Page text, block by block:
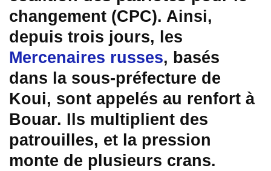
changement (CPC). Ainsi,
depuis trois jours, les
Mercenaires russes, basés
dans la sous-préfecture de
Koui, sont appelés au renfort à
Bouar. Ils multiplient des
patrouilles, et la pression
monte de plusieurs crans.